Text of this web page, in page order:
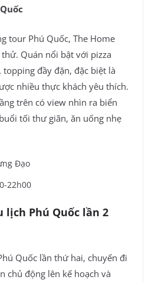
tour Phú Quốc, The Home
Quán nổi bật với pizza
topping đầy đặn, đặc biệt là
nhiều thực khách yêu thích.
trên có view nhìn ra biển
tối thư giãn, ăn uống nhẹ
Đạo
22h00
lịch Phú Quốc lần 2
Quốc lần thứ hai, chuyến đi
chủ động lên kế hoạch và